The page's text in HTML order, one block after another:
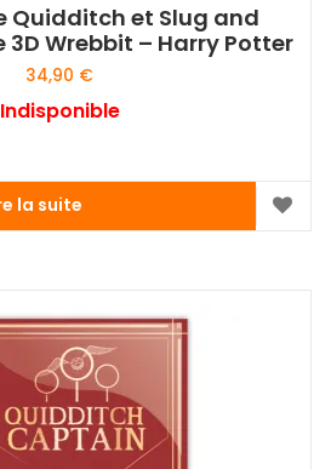
Quidditch et Slug and
3D Wrebbit – Harry Potter
34,90 €
Indisponible
la suite